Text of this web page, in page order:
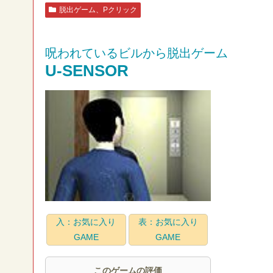
脱出ゲーム、Pクリック
呪われているビルから脱出ゲーム
U-SENSOR
入：お気に入り
GAME
表：お気に入り
GAME
このゲームの評価